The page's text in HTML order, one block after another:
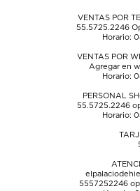
VENTAS POR
55.5725.2246
Horario:
VENTAS POR
Agregar en
Horario:
PERSONAL
55.5725.2246
Horario:
5557252246